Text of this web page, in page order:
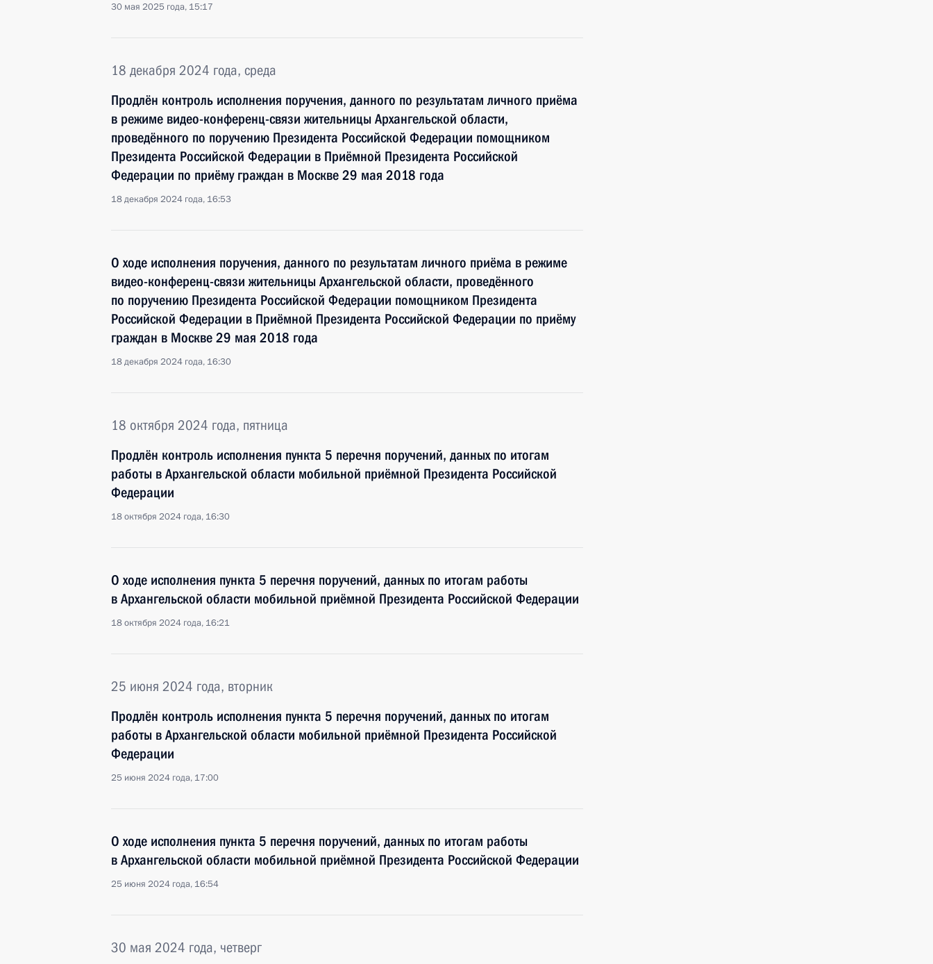
30 мая 2025 года, 15:17
18 декабря 2024 года, среда
Продлён контроль исполнения поручения, данного по результатам личного приёма
в режиме видео-конференц-связи жительницы Архангельской области,
проведённого по поручению Президента Российской Федерации помощником
Президента Российской Федерации в Приёмной Президента Российской
Федерации по приёму граждан в Москве 29 мая 2018 года
18 декабря 2024 года, 16:53
О ходе исполнения поручения, данного по результатам личного приёма в режиме
видео-конференц-связи жительницы Архангельской области, проведённого
по поручению Президента Российской Федерации помощником Президента
Российской Федерации в Приёмной Президента Российской Федерации по приёму
граждан в Москве 29 мая 2018 года
18 декабря 2024 года, 16:30
18 октября 2024 года, пятница
Продлён контроль исполнения пункта 5 перечня поручений, данных по итогам
работы в Архангельской области мобильной приёмной Президента Российской
Федерации
18 октября 2024 года, 16:30
О ходе исполнения пункта 5 перечня поручений, данных по итогам работы
в Архангельской области мобильной приёмной Президента Российской Федерации
18 октября 2024 года, 16:21
25 июня 2024 года, вторник
Продлён контроль исполнения пункта 5 перечня поручений, данных по итогам
работы в Архангельской области мобильной приёмной Президента Российской
Федерации
25 июня 2024 года, 17:00
О ходе исполнения пункта 5 перечня поручений, данных по итогам работы
в Архангельской области мобильной приёмной Президента Российской Федерации
25 июня 2024 года, 16:54
30 мая 2024 года, четверг